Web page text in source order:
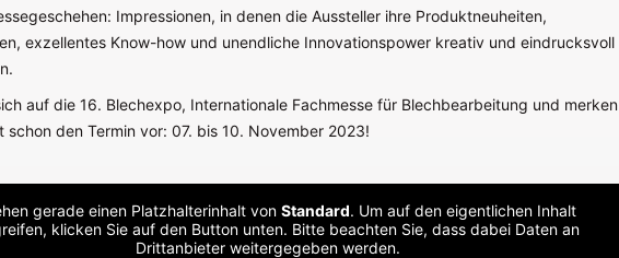
Impressionen, in denen die Aussteller ihre Produktneuheiten,
exzellentes Know-how und unendliche Innovationspower kreativ und eindrucksvoll
auf die 16. Blechexpo, Internationale Fachmesse für Blechbearbeitung und merken
schon den Termin vor: 07. bis 10. November 2023!
gerade einen Platzhalterinhalt von Standard. Um auf den eigentlichen Inhalt
klicken Sie auf den Button unten. Bitte beachten Sie, dass dabei Daten an
Drittanbieter weitergegeben werden.